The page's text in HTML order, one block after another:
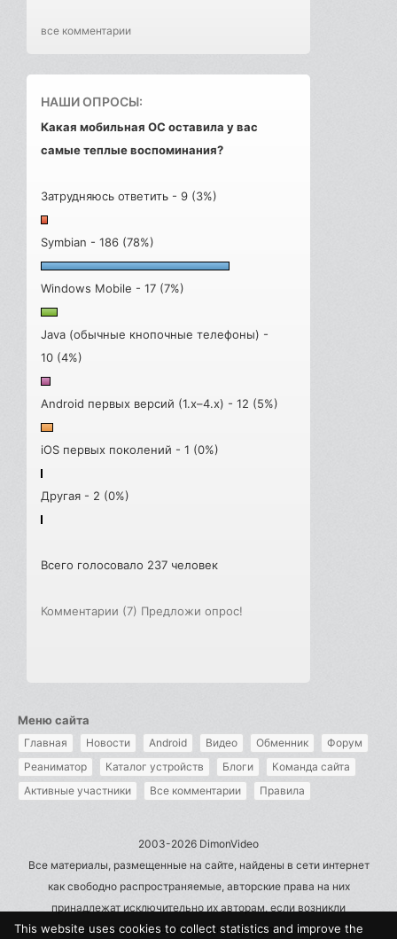
все комментарии
НАШИ ОПРОСЫ:
Какая мобильная ОС оставила у вас
самые теплые воспоминания?
Затрудняюсь ответить - 9 (3%)
Symbian - 186 (78%)
Windows Mobile - 17 (7%)
Java (обычные кнопочные телефоны) -
10 (4%)
Android первых версий (1.x–4.x) - 12 (5%)
iOS первых поколений - 1 (0%)
Другая - 2 (0%)
Всего голосовало 237 человек
Комментарии (7) Предложи опрос!
Меню сайта
Главная Новости Android Видео Обменник
Форум
Реаниматор
Каталог устройств Блоги
Команда сайта
Активные участники
Все комментарии Правила
2003-2026 DimonVideo
Все материалы, размещенные на сайте, найдены в сети интернет
как свободно распространяемые, авторские права на них
принадлежат исключительно их авторам, если возникли
претензии - пишите на admin@dimonvideo.ru
This website uses cookies to collect statistics and improve the